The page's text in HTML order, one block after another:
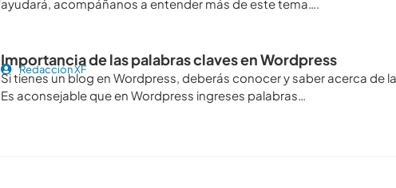
ayudará, acompáñanos a entender más de este tema….
Importancia de las palabras claves en Wordpress
Redacción XF
Si tienes un blog en Wordpress, deberás conocer y saber acerca de
Es aconsejable que en Wordpress ingreses palabras…